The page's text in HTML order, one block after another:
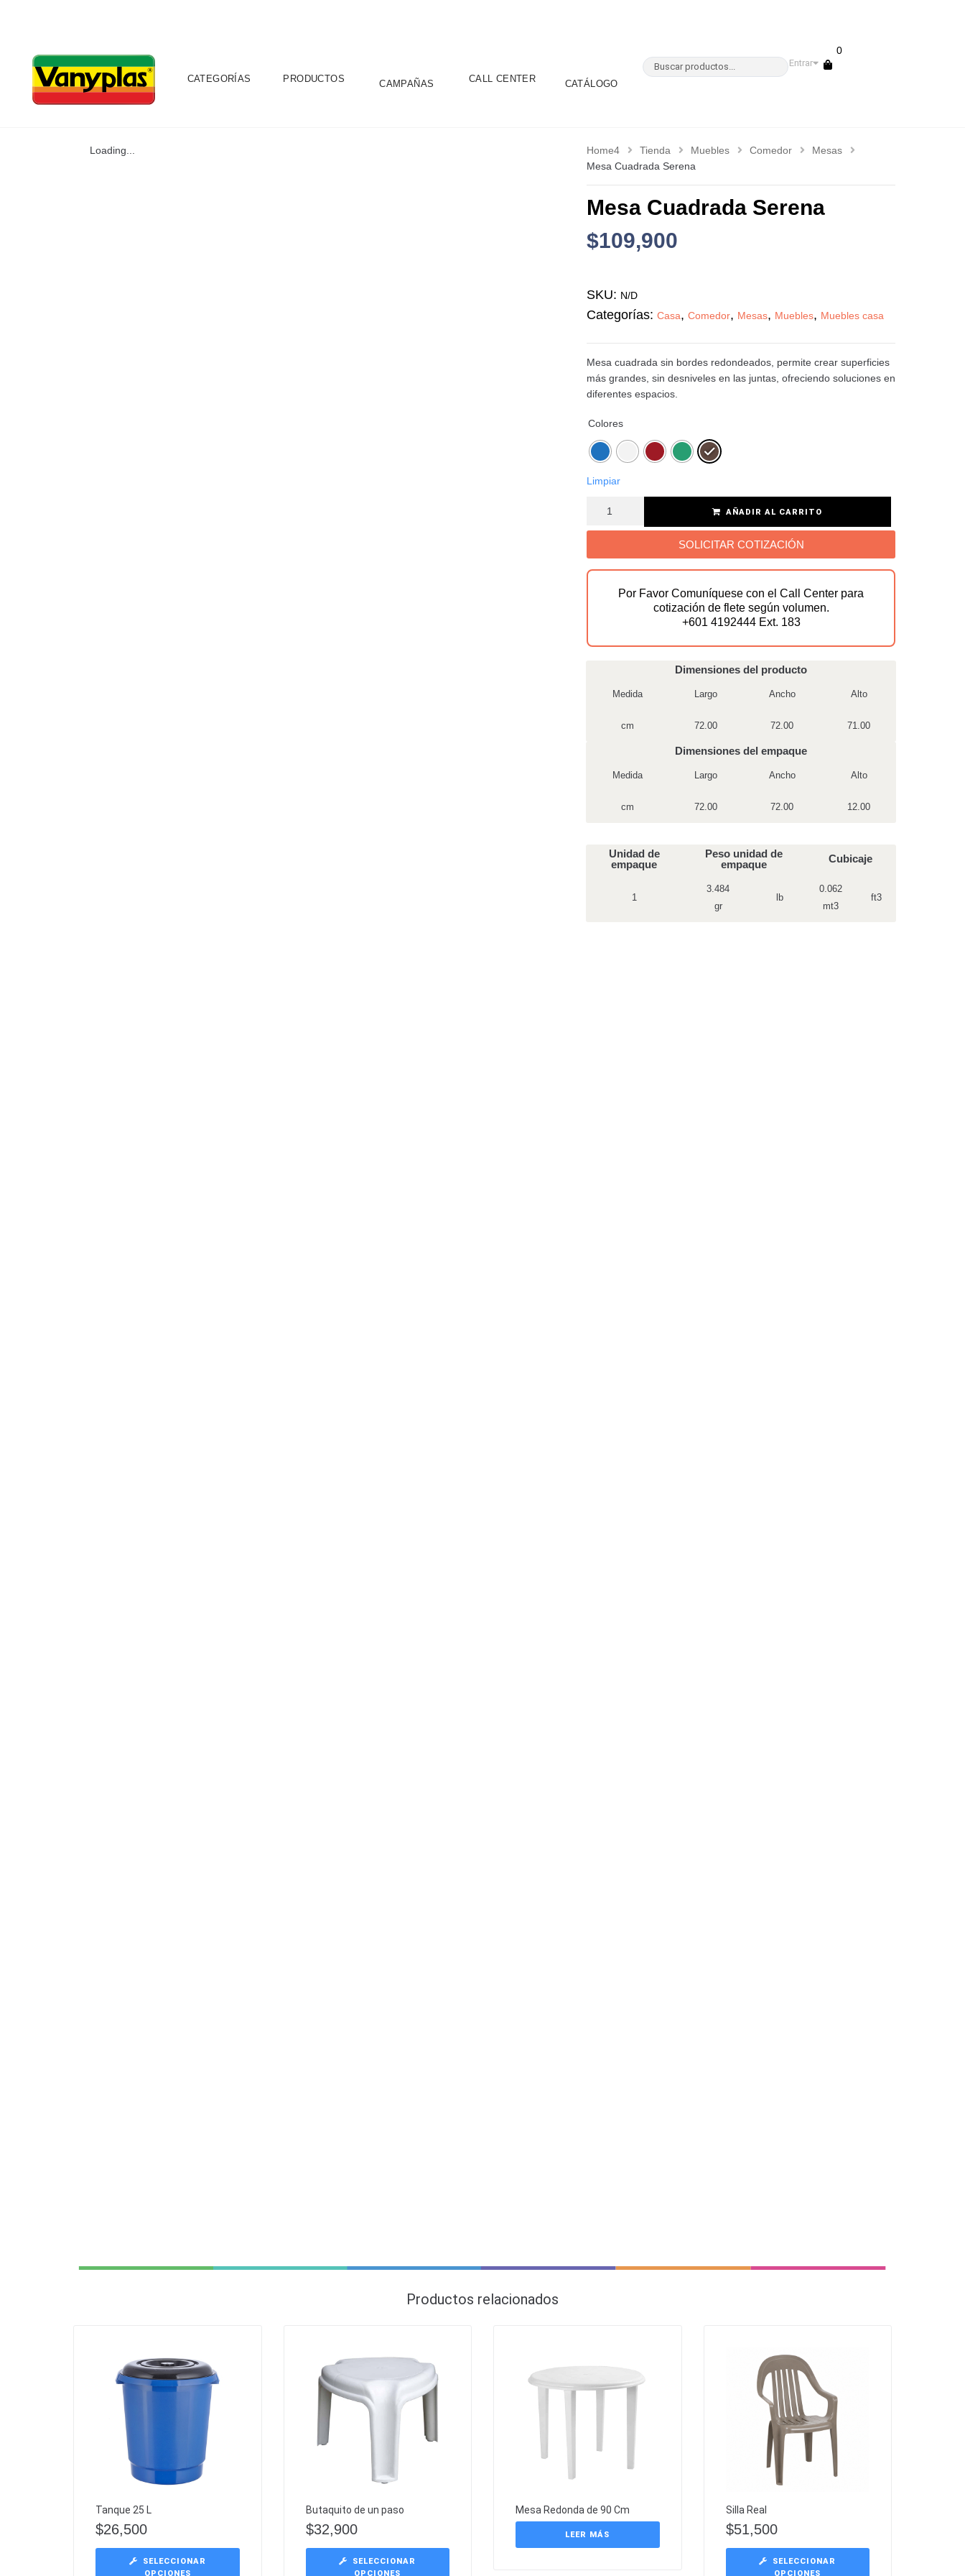
CATEGORÍAS PRODUCTOS CAMPAÑAS CALL CENTER CATÁLOGO
Entrar
0
Loading... Home4 Tienda Muebles Comedor
Mesas
Mesa Cuadrada Serena
Mesa Cuadrada Serena
$109,900
SKU: N/D
Categorías: Casa, Comedor, Mesas, Muebles, Muebles casa
Mesa cuadrada sin bordes redondeados, permite crear superficies
más grandes, sin desniveles en las juntas, ofreciendo soluciones en
diferentes espacios.
Colores
Limpiar
AÑADIR AL CARRITO
SOLICITAR COTIZACIÓN
Por Favor Comuníquese con el Call Center para
cotización de flete según volumen.
+601 4192444 Ext. 183
Dimensiones del producto
Medida Largo Ancho Alto
cm 72.00 72.00 71.00
Dimensiones del empaque
Medida Largo Ancho Alto
cm 72.00 72.00 12.00
Unidad de
empaque
Peso unidad de
empaque
Cubicaje
1
3.484
gr
lb
0.062
mt3
ft3
Productos relacionados
Tanque 25 L
$26,500
SELECCIONAR
OPCIONES
Butaquito de un paso
$32,900
SELECCIONAR
OPCIONES
Mesa Redonda de 90 Cm
LEER MÁS
Silla Real
$51,500
SELECCIONAR
OPCIONES